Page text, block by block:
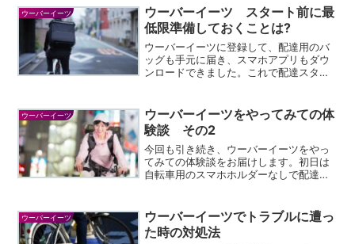
イーツから始めてはいかがでしょう？ス
タートするときのハードルが低く...
ウーバーイーツ
ウーバーイーツ スタート前に最
低限準備しておくことは?
ウーバーイーツに登録して、配達用のバ
ッグも手元に届き、スマホアプリもダウ
ンロードできました。これで配達スター
を自転車やバイクにつけるホルダー、ス
マホの充電器、できればテ...
ウーバーイーツ
ウーバーイーツをやってみての体
験談 その2
今回も引き続き、ウーバーイーツをやっ
てみての体験談をお届けします。初日は
自転車用のスマホホルダーなしで配達し
に取り付け、業務につきました。アパー
ト名だけで、部屋番号が書い...
ウーバーイーツ
ウーバーイーツでトラブルに遭っ
た時の対処法